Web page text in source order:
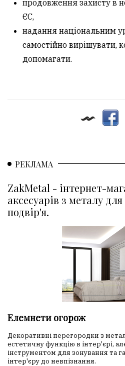
продовження захисту в
ЄС,
надання національним
самостійно вирішувати,
допомагати.
РЕКЛАМА
ZakMetal - інтернет-
аксесуарів з металу
подвір'я.
Елемнети огорож
Декоративні перегородки з
естетичну функцію в інтер'єрі,
інструментом для зонування та
інтер'єру до невпізнання.